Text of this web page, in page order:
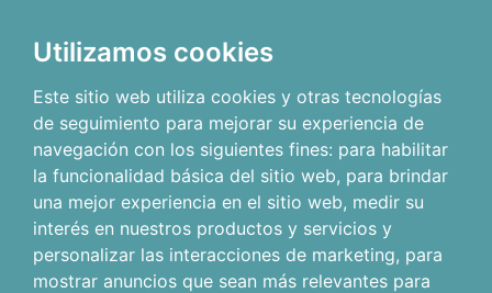
Utilizamos cookies
Este sitio web utiliza cookies y otras tecnologías
de seguimiento para mejorar su experiencia de
navegación con los siguientes fines: para habilitar
la funcionalidad básica del sitio web, para brindar
una mejor experiencia en el sitio web, medir su
interés en nuestros productos y servicios y
personalizar las interacciones de marketing, para
mostrar anuncios que sean más relevantes para